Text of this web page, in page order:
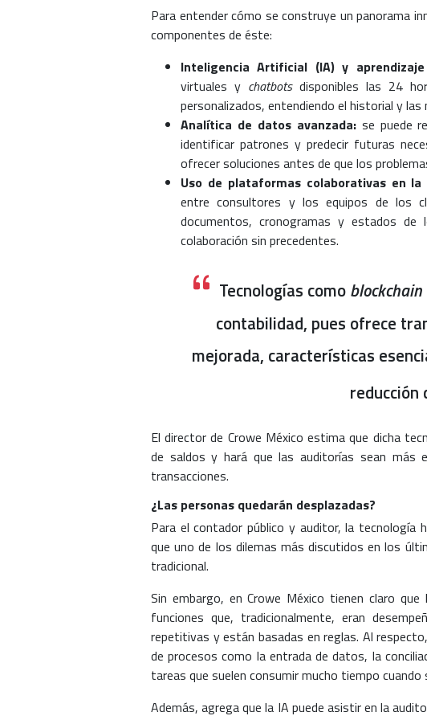
Para entender cómo se construye un panorama
componentes de éste:
Inteligencia Artificial (IA) y
virtuales y chatbotsdisponibles las 24
personalizados, entendiendo el historial y las
Analítica de datos avanzada:se puede
identificar patrones y predecir futuras
ofrecer soluciones antes de que los
Uso de plataformas colaborativas en la
entre consultores y los equipos de los
documentos, cronogramas y estados
colaboración sin precedentes.
Tecnologías comoblockchain
contabilidad, pues ofrece
mejorada, características
reducción
El director de Crowe México estima que dicha
de saldos y hará que las auditorías sean más
transacciones.
¿Las personas quedarán desplazadas?
Para el contador público y auditor, la
que uno de los dilemas más discutidos en los
tradicional.
Sin embargo, en Crowe México tienen claro
funciones que, tradicionalmente, eran
repetitivas y están basadas en reglas. Al
de procesos como la entrada de datos, la
tareas que suelen consumir mucho tiempo cuando
Además, agrega que la IA puede asistir en la